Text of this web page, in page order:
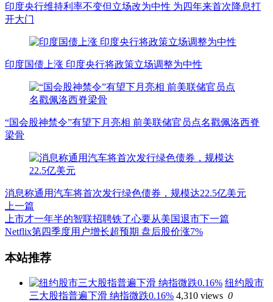
印度央行维持利率不变但立场改为中性 为四年来首次降息打
开大门
印度国债上涨 印度央行将政策立场调整为中性
“国会股神禁令”有望下月亮相 前美联储官员点名戳佩洛西脊
梁骨
消息称通用汽车将首次发行绿色债券，规模达22.5亿美元
上一篇
上市才一年半的智联招聘铁了心要从美国退市下一篇
Netflix第四季度用户增长超预期 盘后股价涨7%
文
章
本站推荐
纽约股市
三大股指普遍下滑 纳指微跌0.16% 4,310 views 0